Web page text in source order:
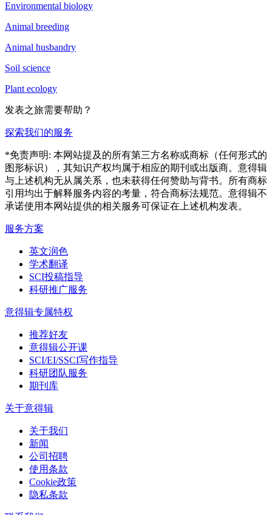
Environmental biology
Animal breeding
Animal husbandry
Soil science
Plant ecology
发表之旅需要帮助？
探索我们的服务
*免责声明: 本网站提及的所有第三方名称或商标（任何形式的
图形标识），其知识产权均属于相应的期刊或出版商。意得辑
与上述机构无从属关系，也未获得任何赞助与背书。所有商标
引用均出于解释服务内容的考量，符合商标法规范。意得辑不
承诺使用本网站提供的相关服务可保证在上述机构发表。
服务方案
英文润色
学术翻译
SCI投稿指导
科研推广服务
意得辑专属特权
推荐好友
意得辑公开课
SCI/EI/SSCI写作指导
科研团队服务
期刊库
关于意得辑
关于我们
新闻
公司招聘
使用条款
Cookie政策
隐私条款